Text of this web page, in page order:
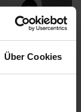
Über Cookies